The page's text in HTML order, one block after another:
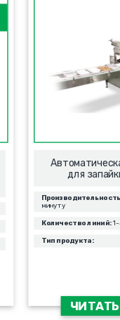
для
минуту
Количество линий:1-
Тип продукта: